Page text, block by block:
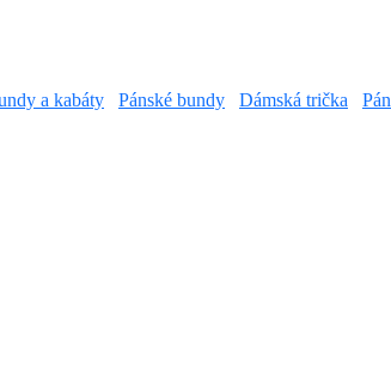
a kabáty Pánské bundy Dámská trička